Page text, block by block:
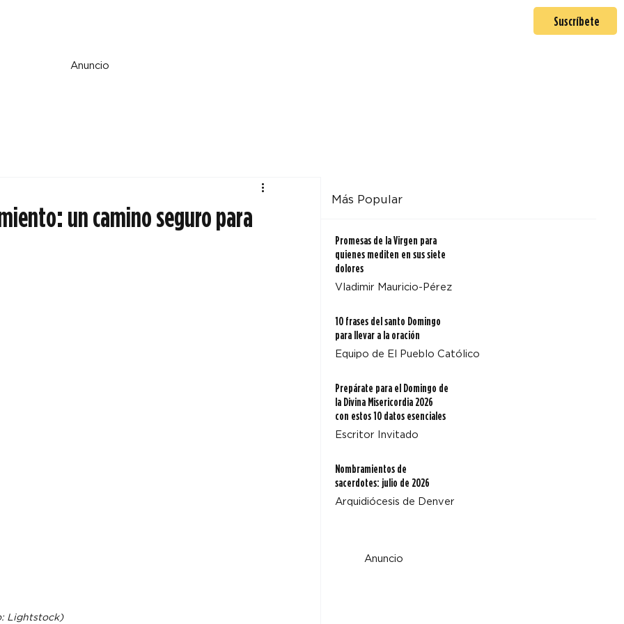
Suscríbete
Anuncio
un camino seguro para
Lightstock)
Más Popular
Promesas de la Virgen para
quienes mediten en sus siete
dolores
Vladimir Mauricio-Pérez
10 frases del santo Domingo
para llevar a la oración
Equipo de El Pueblo Católico
Prepárate para el Domingo de
la Divina Misericordia 2026
con estos 10 datos esenciales
Escritor Invitado
Nombramientos de
sacerdotes: julio de 2026
Arquidiócesis de Denver
Anuncio